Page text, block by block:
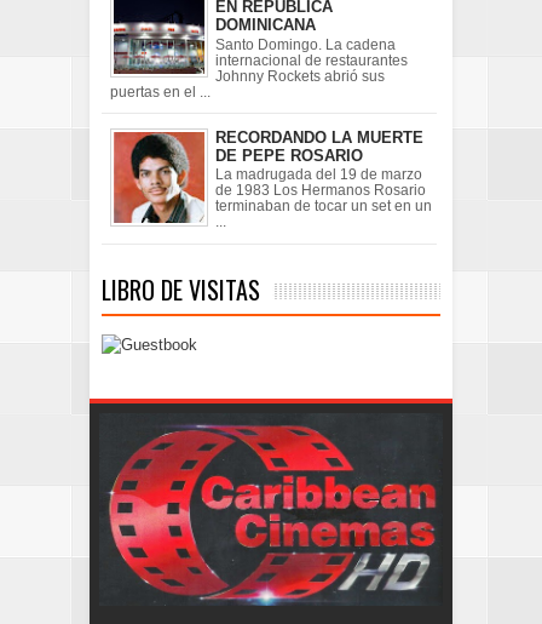
EN REPÚBLICA
DOMINICANA
Santo Domingo. La cadena
internacional de restaurantes
Johnny Rockets abrió sus
puertas en el ...
RECORDANDO LA MUERTE
DE PEPE ROSARIO
La madrugada del 19 de marzo
de 1983 Los Hermanos Rosario
terminaban de tocar un set en un
...
LIBRO DE VISITAS